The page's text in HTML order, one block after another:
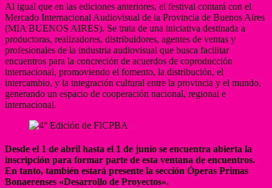
Al igual que en las ediciones anteriores, el festival contará con el
Mercado Internacional Audiovisual de la Provincia de Buenos Aires
(MIA BUENOS AIRES). Se trata de una iniciativa destinada a
productoras, realizadores, distribuidores, agentes de ventas y
profesionales de la industria audiovisual que busca facilitar
encuentros para la concreción de acuerdos de coproducción
internacional, promoviendo el fomento, la distribución, el
intercambio, y la integración cultural entre la provincia y el mundo,
generando un espacio de cooperación nacional, regional e
internacional.
Desde el 1 de abril hasta el 1 de junio se encuentra abierta la
inscripción para formar parte de esta ventana de encuentros.
En tanto, también estará presente la sección Óperas Primas
Bonaerenses «Desarrollo de Proyectos».